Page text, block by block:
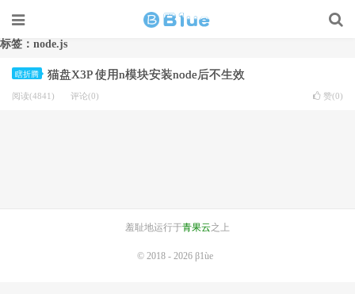
标签：node.js
瞎折腾 猫盘X3P 使用n模块安装node后不生效
阅读(4841) 评论(0) 赞(0)
羞耻地运行于青果云之上
© 2018 - 2026 β1ùe